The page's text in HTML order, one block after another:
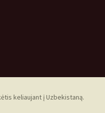
keliaujant į Uzbekistaną.